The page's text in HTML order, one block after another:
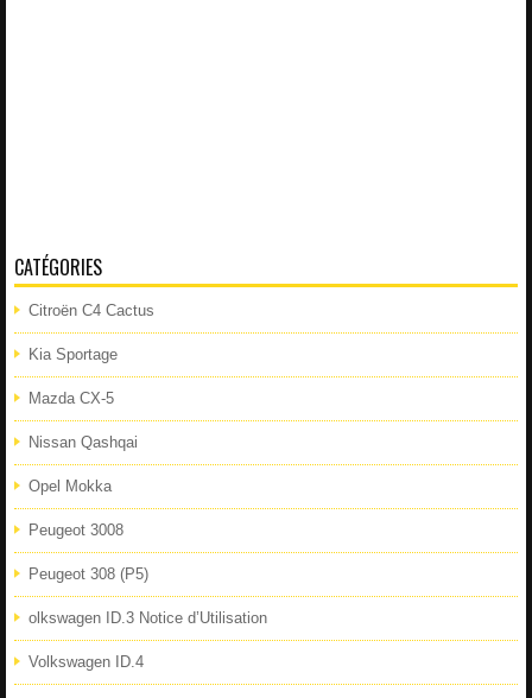
CATÉGORIES
Citroën C4 Cactus
Kia Sportage
Mazda CX-5
Nissan Qashqai
Opel Mokka
Peugeot 3008
Peugeot 308 (P5)
olkswagen ID.3 Notice d’Utilisation
Volkswagen ID.4